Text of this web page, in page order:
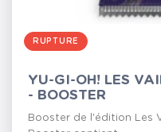
RUPTURE
YU-GI-OH! LES
- BOOSTER
Booster de l'édition Les